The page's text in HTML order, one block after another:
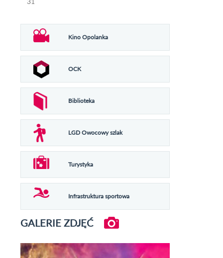
Kino Opolanka
OCK
Biblioteka
LGD Owocowy szlak
Turystyka
Infrastruktura sportowa
GALERIE ZDJĘĆ